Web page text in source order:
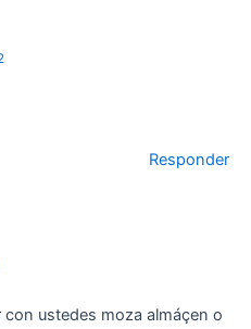
Responder
con ustedes moza almáçen o